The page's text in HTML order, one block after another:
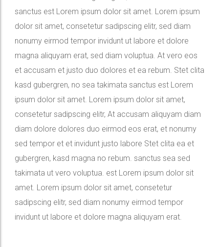
sanctus est Lorem ipsum dolor sit amet. Lorem ipsum
dolor sit amet, consetetur sadipscing elitr, sed diam
nonumy eirmod tempor invidunt ut labore et dolore
magna aliquyam erat, sed diam voluptua. At vero eos
et accusam et justo duo dolores et ea rebum. Stet clita
kasd gubergren, no sea takimata sanctus est Lorem
ipsum dolor sit amet. Lorem ipsum dolor sit amet,
consetetur sadipscing elitr, At accusam aliquyam diam
diam dolore dolores duo eirmod eos erat, et nonumy
sed tempor et et invidunt justo labore Stet clita ea et
gubergren, kasd magna no rebum. sanctus sea sed
takimata ut vero voluptua. est Lorem ipsum dolor sit
amet. Lorem ipsum dolor sit amet, consetetur
sadipscing elitr, sed diam nonumy eirmod tempor
invidunt ut labore et dolore magna aliquyam erat.